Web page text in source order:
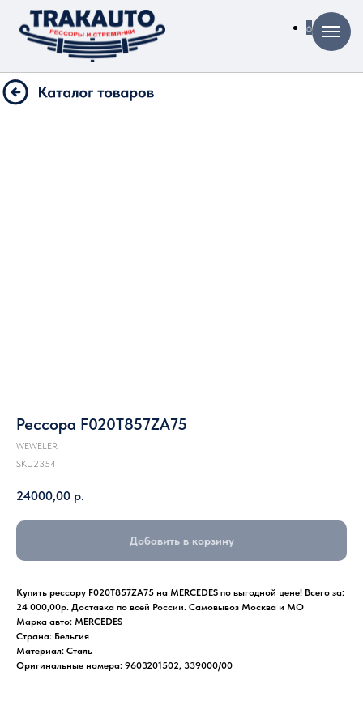
Рессора F020T857ZA75
WEWELER
SKU2354
24000,00 р.
Добавить в корзину
Купить рессору F020T857ZA75 на MERCEDES по выгодной цене! Всего за:
24 000,00р. Доставка по всей России. Самовывоз Москва и МО
Марка авто: MERCEDES
Страна: Бельгия
Материал: Сталь
Оригинальные номера: 9603201502, 339000/00